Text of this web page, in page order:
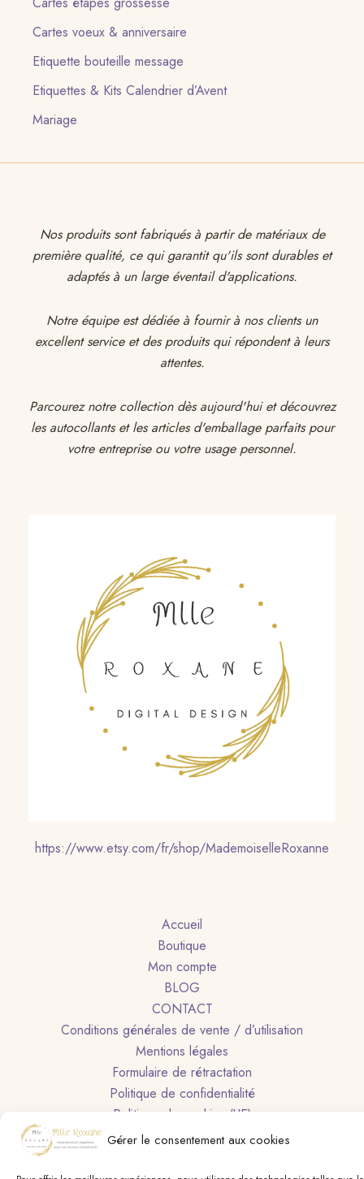
Gérer le consentement aux cookies
Cartes voeux & anniversaire
Etiquette bouteille message
Etiquettes & Kits Calendrier d’Avent
Mariage
Nos produits sont fabriqués à partir de matériaux de
première qualité, ce qui garantit qu'ils sont durables et
adaptés à un large éventail d'applications.
Notre équipe est dédiée à fournir à nos clients un
excellent service et des produits qui répondent à leurs
attentes.
Parcourez notre collection dès aujourd'hui et découvrez
les autocollants et les articles d'emballage parfaits pour
votre entreprise ou votre usage personnel.
https://www.etsy.com/fr/shop/MademoiselleRoxanne
Accueil
Boutique
Mon compte
BLOG
CONTACT
Conditions générales de vente / d’utilisation
Mentions légales
Formulaire de rétractation
Politique de confidentialité
Politique de cookies (UE)